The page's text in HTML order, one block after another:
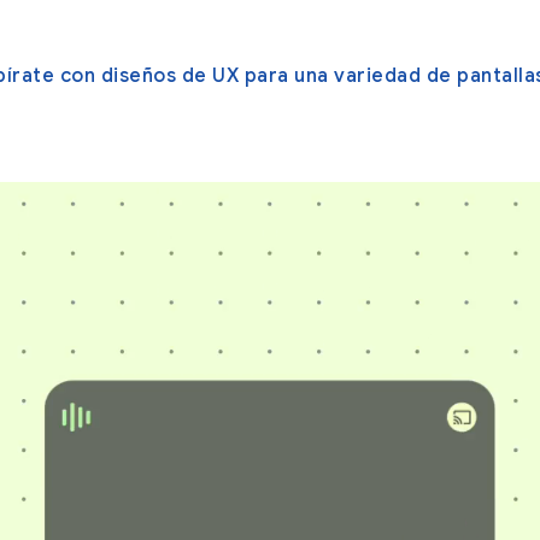
con diseños de UX para una variedad de